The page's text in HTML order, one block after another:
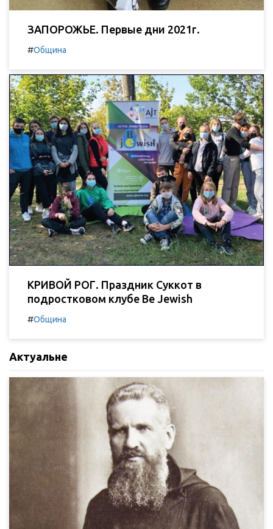
ЗАПОРОЖЬЕ. Первые дни 2021г.
#Община
КРИВОЙ РОГ. Праздник Суккот в
подростковом клубе Be Jewish
#Община
Актуальне